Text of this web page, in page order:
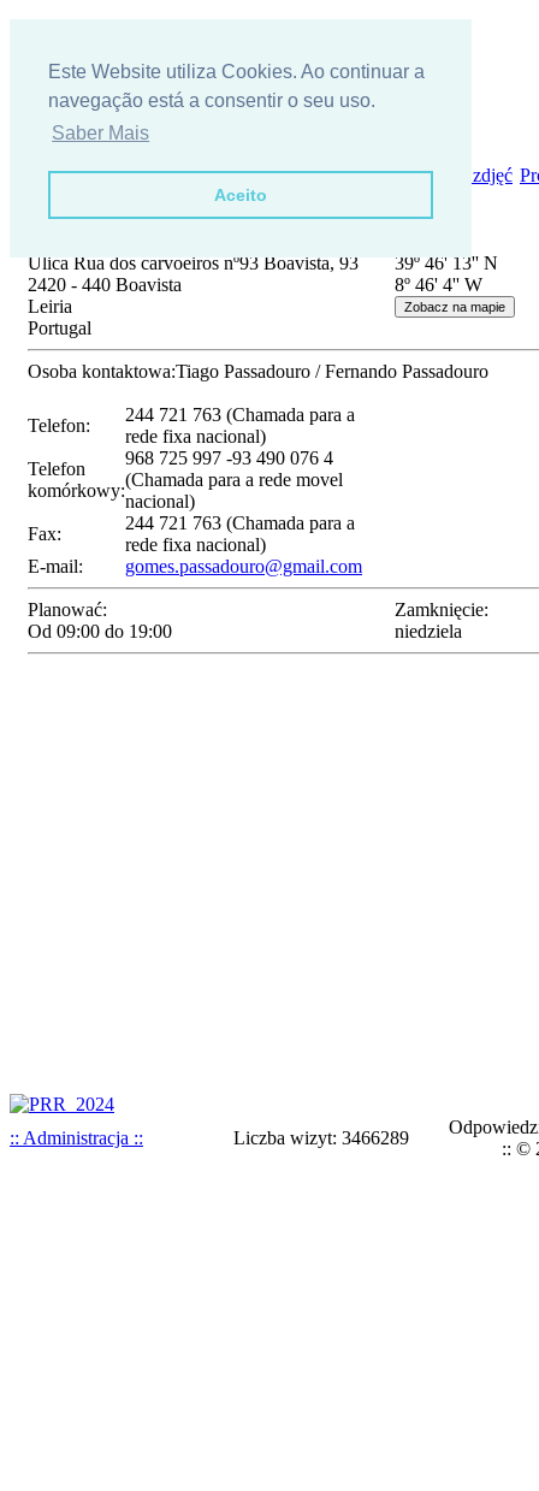
Este Website utiliza Cookies. Ao continuar a
navegação está a consentir o seu uso.
Saber Mais
Aceito
Kim jesteśmy? {m_locecon} Skontaktuj się z nami Galeria zdjęć
Ulica Rua dos carvoeiros nº93 Boavista, 93
2420 - 440 Boavista
Leiria
Portugal
39º 46' 13'' N
8º 46' 4'' W
Osoba kontaktowa:Tiago Passadouro / Fernando Passadouro
Telefon:
244 721 763 (Chamada para a
rede fixa nacional)
Telefon
komórkowy:
968 725 997 -93 490 076 4
(Chamada para a rede movel
nacional)
Fax:
244 721 763 (Chamada para a
rede fixa nacional)
E-mail:
gomes.passadouro@gmail.com
Planować:
Od 09:00 do 19:00
Zamknięcie:
niedziela
:: Administracja :: Liczba wizyt: 3466289
:: ©